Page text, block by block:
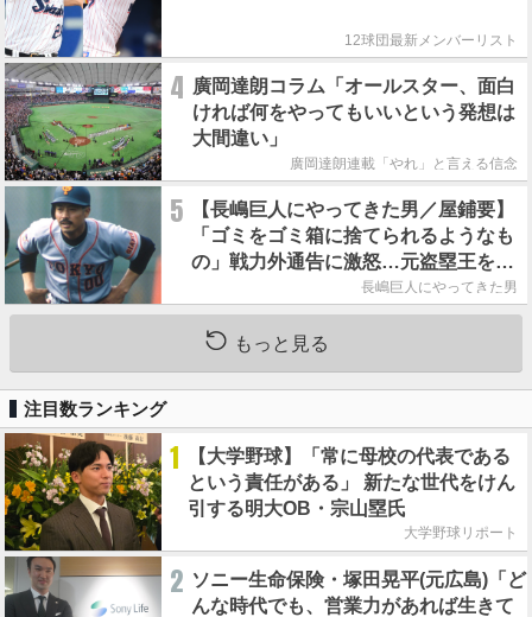
12球団最新メンバーリスト
4 廣岡達朗コラム「オールスター、面白
ければ何をやってもいいという発想は
大間違い」
廣岡達朗連載「やれ」と言える信念
5
【長嶋巨人にやってきた男／屋鋪要】
「ゴミをゴミ箱に捨てられるようなも
の」戦力外通告に激怒…元盗塁王を救
った長嶋茂雄の一本の電話長嶋巨人にやってきた男
もっと見る
注目数ランキング
1
【大学野球】「常に母校の代表である
という責任がある」 新たな世代をけん
引する明大OB・宗山塁氏
大学野球リポート
2 ソニー生命保険・塚田晃平(元広島)「ど
んな時代でも、営業力があれば生きて